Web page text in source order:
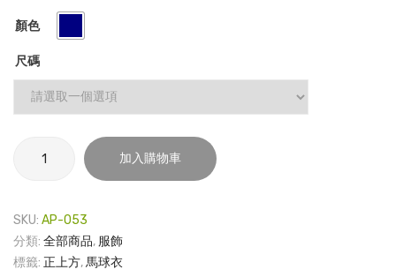
禮品套裝
家庭用品
童裝系列
其他
包裝
玩具
旅行用品
顏色
尺碼
袖
加入購物車
SKU: AP-053
分類: 全部商品, 服飾
標籤: 正上方,馬球衣